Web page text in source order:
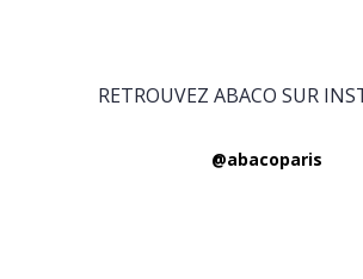
RETROUVEZ ABACO SUR
@abacoparis